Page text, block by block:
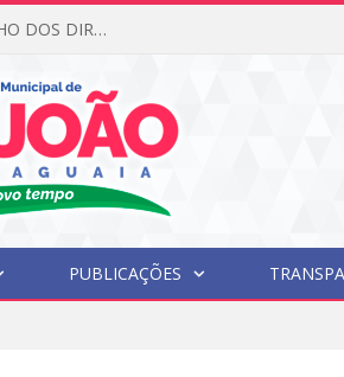
EDITAL DE CHAMADA PÚBLICA Nº 001/2026 CONSELHO DOS DIREITOS DA CRIANÇA E DO ADOLESCENTE
PUBLICAÇÕES